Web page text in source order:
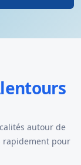
autour de
rapidement pour